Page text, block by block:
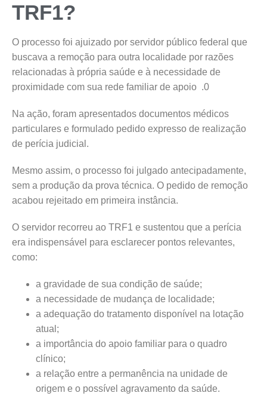
TRF1?
O processo foi ajuizado por servidor público federal que
buscava a remoção para outra localidade por razões
relacionadas à própria saúde e à necessidade de
proximidade com sua rede familiar de apoio .0
Na ação, foram apresentados documentos médicos
particulares e formulado pedido expresso de realização
de perícia judicial.
Mesmo assim, o processo foi julgado antecipadamente,
sem a produção da prova técnica. O pedido de remoção
acabou rejeitado em primeira instância.
O servidor recorreu ao TRF1 e sustentou que a perícia
era indispensável para esclarecer pontos relevantes,
como:
a gravidade de sua condição de saúde;
a necessidade de mudança de localidade;
a adequação do tratamento disponível na lotação
atual;
a importância do apoio familiar para o quadro
clínico;
a relação entre a permanência na unidade de
origem e o possível agravamento da saúde.